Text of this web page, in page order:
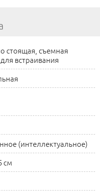
стоящая, съемная
встраивания
(интеллектуальное)
см